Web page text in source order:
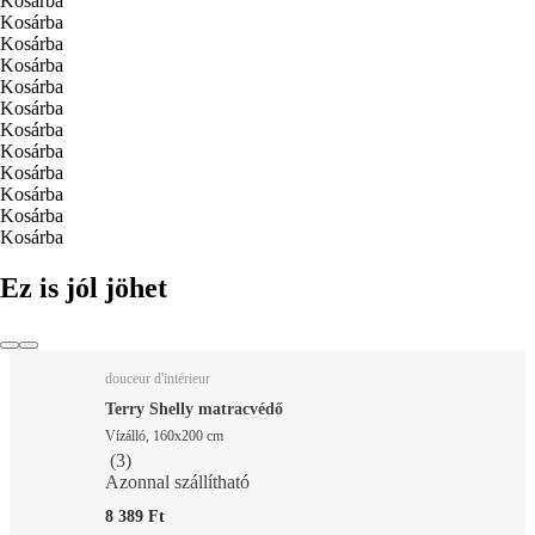
Kosárba
Kosárba
Kosárba
Kosárba
Kosárba
Kosárba
Kosárba
Kosárba
Kosárba
Kosárba
Kosárba
Ez is jól jöhet
douceur d'intérieur
Terry Shelly matracvédő
Vízálló, 160x200 cm
(3)
Azonnal szállítható
8 389 Ft